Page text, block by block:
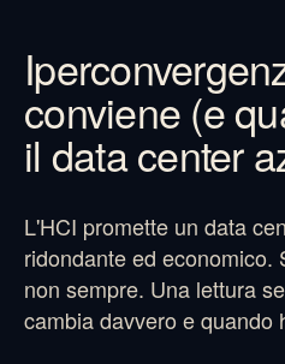
conviene (e
il data center
L'HCI promette un data
ridondante ed
non sempre. Una lettura
cambia davvero e quando